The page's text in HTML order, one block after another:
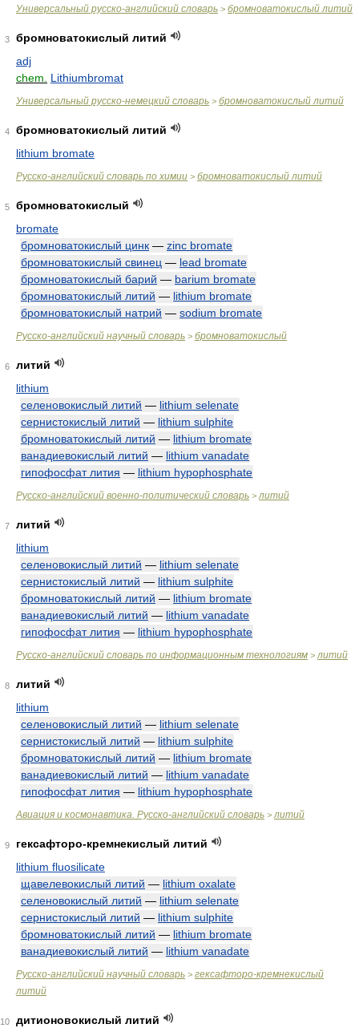
Универсальный русско-английский словарь > бромноватокислый литий
3
бромноватокислый литий
adj
chem.
Lithiumbromat
Универсальный русско-немецкий словарь > бромноватокислый литий
4
бромноватокислый литий
lithium bromate
Русско-английский словарь по химии > бромноватокислый литий
5
бромноватокислый
bromate
бромноватокислый цинк — zinc bromate
бромноватокислый свинец — lead bromate
бромноватокислый барий — barium bromate
бромноватокислый литий — lithium bromate
бромноватокислый натрий — sodium bromate
Русско-английский научный словарь > бромноватокислый
6
литий
lithium
селеновокислый литий — lithium selenate
сернистокислый литий — lithium sulphite
бромноватокислый литий — lithium bromate
ванадиевокислый литий — lithium vanadate
гипофосфат лития — lithium hypophosphate
Русско-английский военно-политический словарь > литий
7
литий
lithium
селеновокислый литий — lithium selenate
сернистокислый литий — lithium sulphite
бромноватокислый литий — lithium bromate
ванадиевокислый литий — lithium vanadate
гипофосфат лития — lithium hypophosphate
Русско-английский словарь по информационным технологиям > литий
8
литий
lithium
селеновокислый литий — lithium selenate
сернистокислый литий — lithium sulphite
бромноватокислый литий — lithium bromate
ванадиевокислый литий — lithium vanadate
гипофосфат лития — lithium hypophosphate
Авиация и космонавтика. Русско-английский словарь > литий
9
гексафторо-кремнекислый литий
lithium fluosilicate
щавелевокислый литий — lithium oxalate
селеновокислый литий — lithium selenate
сернистокислый литий — lithium sulphite
бромноватокислый литий — lithium bromate
ванадиевокислый литий — lithium vanadate
Русско-английский научный словарь > гексафторо-кремнекислый
литий
10 дитионовокислый литий